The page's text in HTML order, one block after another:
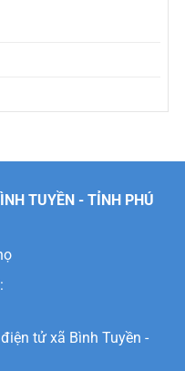
TUYỀN - TỈNH PHÚ
tử xã Bình Tuyền -